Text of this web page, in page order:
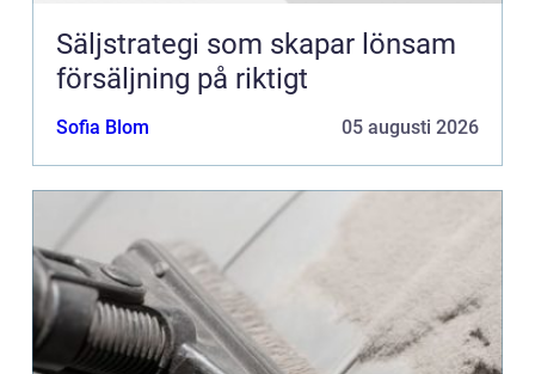
Säljstrategi som skapar lönsam
försäljning på riktigt
Sofia Blom 05 augusti 2026